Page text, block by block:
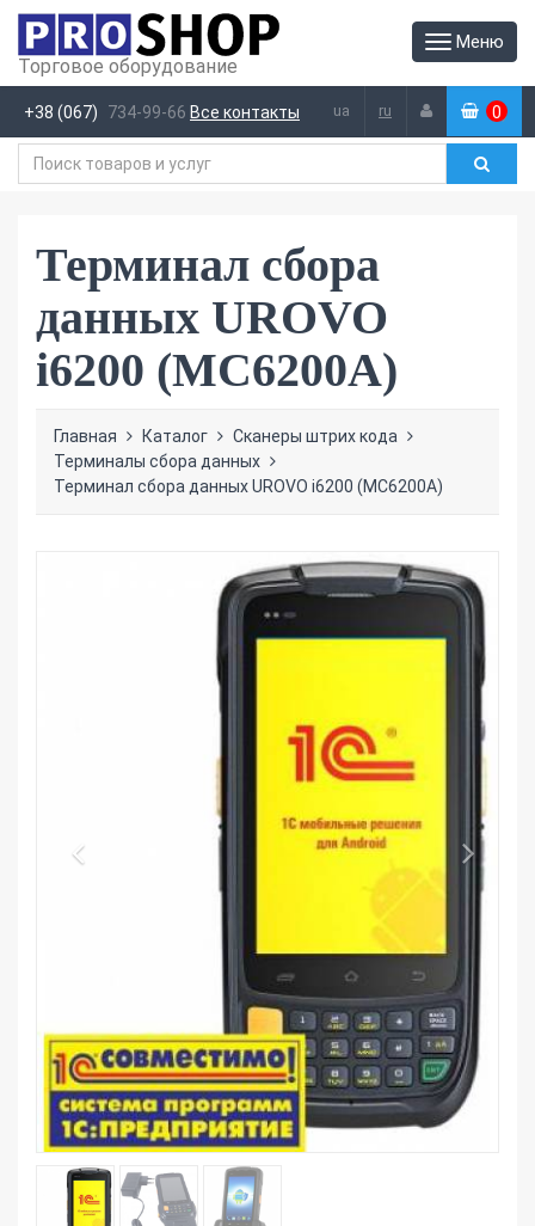
Меню
Торговое оборудование
+38 (067) 734-99-66 Все контакты ua ru (0 )
Терминал сбора
данных UROVO
i6200 (MC6200A)
Главная Каталог
Сканеры штрих кода
Терминалы сбора данных
Терминал сбора данных UROVO i6200 (MC6200A)